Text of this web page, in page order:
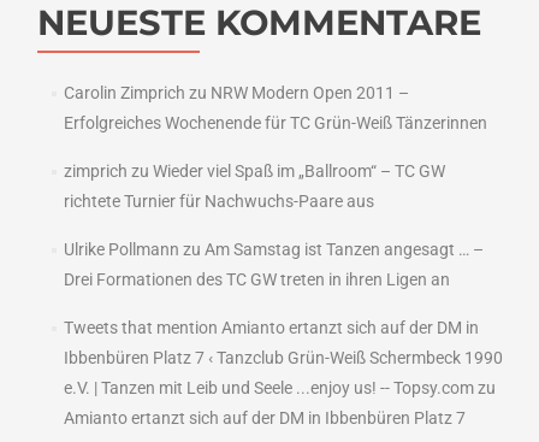
NEUESTE KOMMENTARE
Carolin Zimprich zu NRW Modern Open 2011 –
Erfolgreiches Wochenende für TC Grün-Weiß Tänzerinnen
zimprich zu Wieder viel Spaß im „Ballroom“ – TC GW
richtete Turnier für Nachwuchs-Paare aus
Ulrike Pollmann zu Am Samstag ist Tanzen angesagt … –
Drei Formationen des TC GW treten in ihren Ligen an
Tweets that mention Amianto ertanzt sich auf der DM in
Ibbenbüren Platz 7 ‹ Tanzclub Grün-Weiß Schermbeck 1990
e.V. | Tanzen mit Leib und Seele ...enjoy us! -- Topsy.comzu
Amianto ertanzt sich auf der DM in Ibbenbüren Platz 7